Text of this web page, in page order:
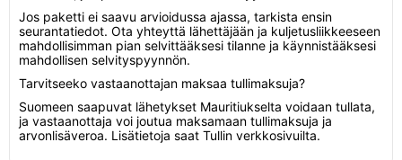
Jos paketti ei saavu arvioidussa ajassa, tarkista ensin
seurantatiedot. Ota yhteyttä lähettäjään ja kuljetusliikkeeseen
mahdollisimman pian selvittääksesi tilanne ja käynnistääksesi
mahdollisen selvityspyynnön.
Tarvitseeko vastaanottajan maksaa tullimaksuja?
Suomeen saapuvat lähetykset Mauritiukselta voidaan tullata,
ja vastaanottaja voi joutua maksamaan tullimaksuja ja
arvonlisäveroa. Lisätietoja saat Tullin verkkosivuilta.